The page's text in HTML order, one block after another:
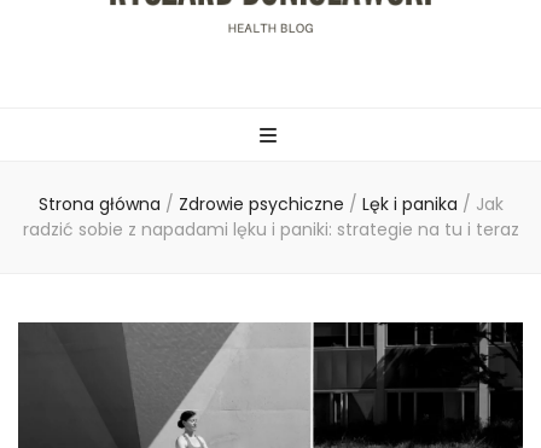
Strona główna / Zdrowie psychiczne / Lęk i panika / Jak
radzić sobie z napadami lęku i paniki: strategie na tu i teraz